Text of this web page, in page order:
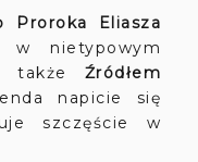
Proroka Eliasza
w nietypowym
także Źródłem
napicie się
szczęście w